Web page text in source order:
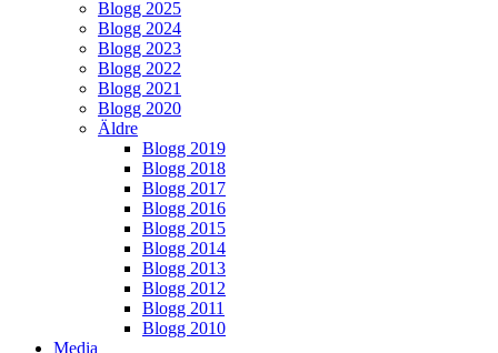
Blogg 2025
Blogg 2024
Blogg 2023
Blogg 2022
Blogg 2021
Blogg 2020
Äldre
Blogg 2019
Blogg 2018
Blogg 2017
Blogg 2016
Blogg 2015
Blogg 2014
Blogg 2013
Blogg 2012
Blogg 2011
Blogg 2010
Media